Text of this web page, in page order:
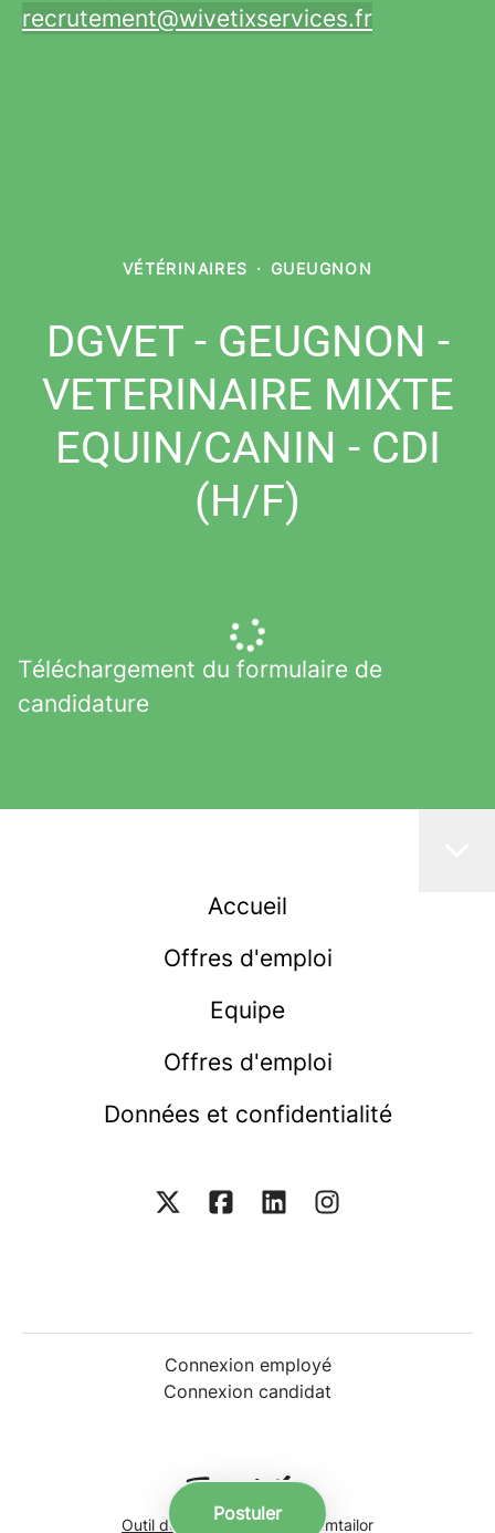
recrutement@wivetixservices.fr
Postuler
VÉTÉRINAIRES · GUEUGNON
DGVET - GEUGNON -
VETERINAIRE MIXTE
EQUIN/CANIN - CDI
(H/F)
Téléchargement du formulaire de
candidature
Accueil
Offres d'emploi
Equipe
Offres d'emploi
Données et confidentialité
Connexion employé
Connexion candidat
Outil de recrutementde Teamtailor